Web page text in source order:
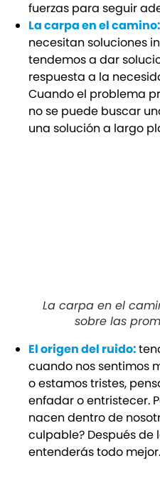
fuerzas para seguir
La carpa en el camino:
necesitan soluciones
tendemos a dar
respuesta a la
Cuando el problema
no se puede buscar
una solución a largo
La carpa en el
sobre las
El origen del ruido:
cuando nos sentimos
o estamos tristes,
enfadar o entristecer.
nacen dentro de
culpable? Después
entenderás todo mejor.